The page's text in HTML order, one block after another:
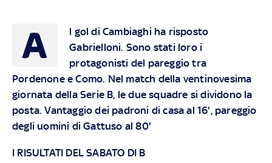
A
l gol di Cambiaghi ha risposto
Gabrielloni. Sono stati loro i
protagonisti del pareggio tra
Pordenone e Como. Nel match della ventinovesima
giornata della Serie B, le due squadre si dividono la
posta. Vantaggio dei padroni di casa al 16', pareggio
degli uomini di Gattuso al 80'
I RISULTATI DEL SABATO DI B